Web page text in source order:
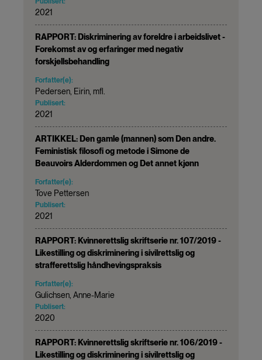
2021
RAPPORT: Diskriminering av foreldre i arbeidslivet -
Forekomst av og erfaringer med negativ
forskjellsbehandling
Forfatter(e):
Pedersen, Eirin, mfl.
Publisert:
2021
ARTIKKEL: Den gamle (mannen) som Den andre.
Feministisk filosofi og metode i Simone de
Beauvoirs Alderdommen og Det annet kjønn
Forfatter(e):
Tove Pettersen
Publisert:
2021
RAPPORT: Kvinnerettslig skriftserie nr. 107/2019 -
Likestilling og diskriminering i sivilrettslig og
strafferettslig håndhevingspraksis
Forfatter(e):
Gulichsen, Anne-Marie
Publisert:
2020
RAPPORT: Kvinnerettslig skriftserie nr. 106/2019 -
Likestilling og diskriminering i sivilrettslig og